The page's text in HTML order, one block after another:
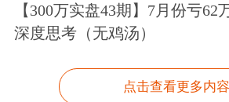
文章来源：东方财富研究中心
【300万实盘43期】7月份亏62
深度思考（无鸡汤）
点击查看更多内容